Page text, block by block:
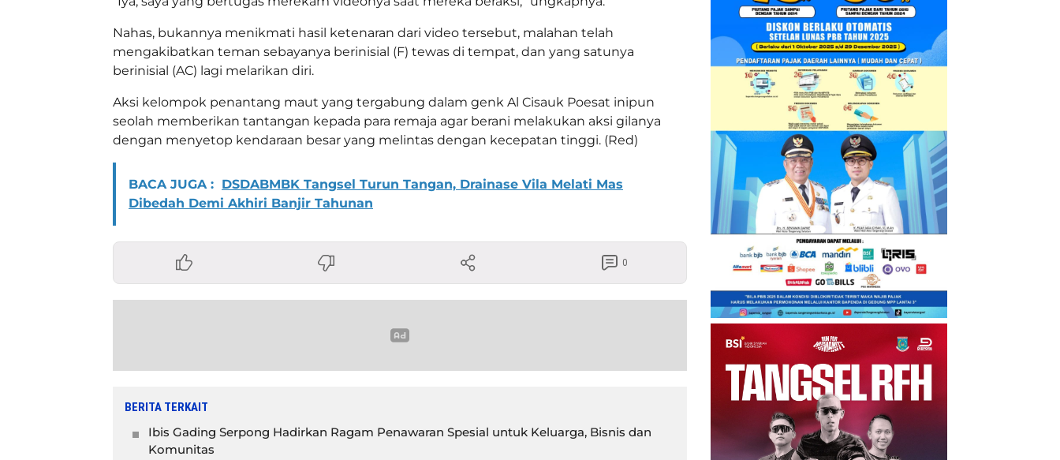
Nahas, bukannya menikmati hasil ketenaran dari video tersebut, malahan telah
mengakibatkan teman sebayanya berinisial (F) tewas di tempat, dan yang satunya
berinisial (AC) lagi melarikan diri.
Aksi kelompok penantang maut yang tergabung dalam genk Al Cisauk Poesat inipun
seolah memberikan tantangan kepada para remaja agar berani melakukan aksi gilanya
dengan menyetop kendaraan besar yang melintas dengan kecepatan tinggi. (Red)
BACA JUGA : DSDABMBK Tangsel Turun Tangan, Drainase Vila Melati Mas
Dibedah Demi Akhiri Banjir Tahunan
0
BERITA TERKAIT
Ibis Gading Serpong Hadirkan Ragam Penawaran Spesial untuk Keluarga, Bisnis dan
Komunitas